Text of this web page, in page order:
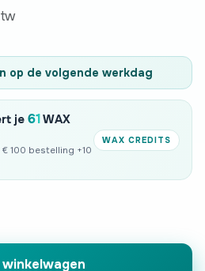
op de volgende werkdag
je 61WAX
100 bestelling +10
WAX CREDITS
winkelwagen